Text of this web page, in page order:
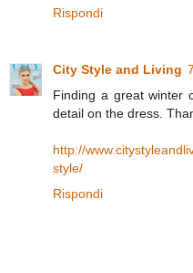
Rispondi
City Style and Living
Finding a great winter
detail on the dress.
http://
style/
Rispondi